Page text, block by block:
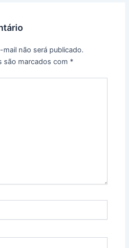
mail não será publicado.
são marcados com *